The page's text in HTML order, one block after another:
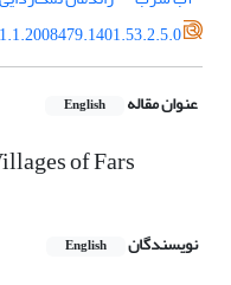
عنوان مقاله English
of Fars
نویسندگان English